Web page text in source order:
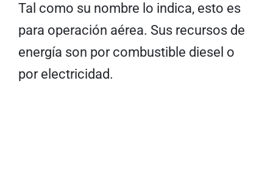
Tal como su nombre lo indica, esto es
para operación aérea. Sus recursos de
energía son por combustible diesel o
por electricidad.